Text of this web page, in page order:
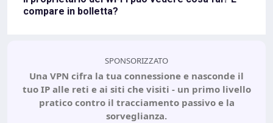
compare in bolletta?
SPONSORIZZATO
Una VPN cifra la tua connessione e nasconde il
tuo IP alle reti e ai siti che visiti - un primo livello
pratico contro il tracciamento passivo e la
sorveglianza.